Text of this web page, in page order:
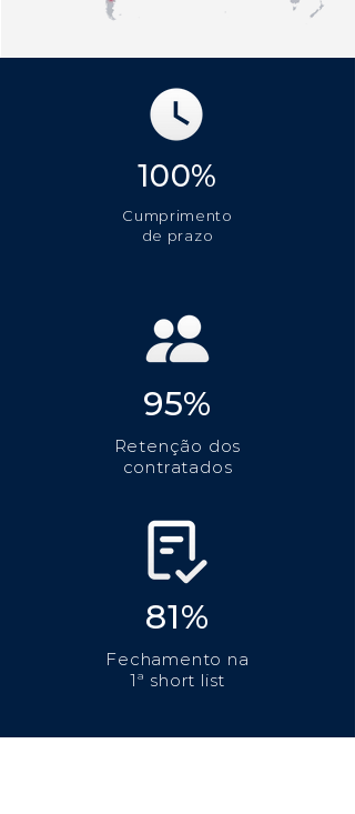
100%
Cumprimento
de prazo
95%
Retenção dos
contratados
81%
Fechamento na
1ª short list